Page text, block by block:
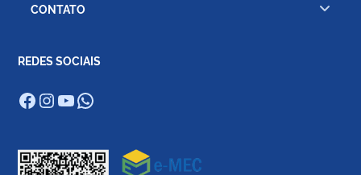
CONTATO
REDES SOCIAIS
Facebook
Instagram
Youtube
WhatsApp